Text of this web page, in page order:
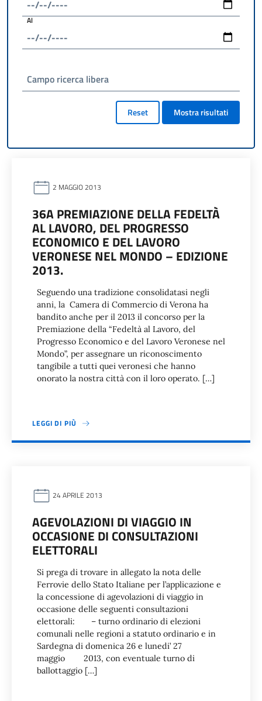
Al
Campo ricerca libera
Reset Mostra risultati
2 MAGGIO 2013
36A PREMIAZIONE DELLA FEDELTÀ
AL LAVORO, DEL PROGRESSO
ECONOMICO E DEL LAVORO
VERONESE NEL MONDO – EDIZIONE
2013.
Seguendo una tradizione consolidatasi negli
anni, la Camera di Commercio di Verona ha
bandito anche per il 2013 il concorso per la
Premiazione della “Fedeltà al Lavoro, del
Progresso Economico e del Lavoro Veronese nel
Mondo”, per assegnare un riconoscimento
tangibile a tutti quei veronesi che hanno
onorato la nostra città con il loro operato. […]
LEGGI DI PIÙ
24 APRILE 2013
AGEVOLAZIONI DI VIAGGIO IN
OCCASIONE DI CONSULTAZIONI
ELETTORALI
Si prega di trovare in allegato la nota delle
Ferrovie dello Stato Italiane per l’applicazione e
la concessione di agevolazioni di viaggio in
occasione delle seguenti consultazioni
elettorali: – turno ordinario di elezioni
comunali nelle regioni a statuto ordinario e in
Sardegna di domenica 26 e lunedi’ 27
maggio 2013, con eventuale turno di
ballottaggio […]